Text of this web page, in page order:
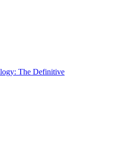
The Definitive